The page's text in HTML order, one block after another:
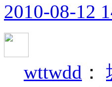
2010-08-12
wttwdd ：